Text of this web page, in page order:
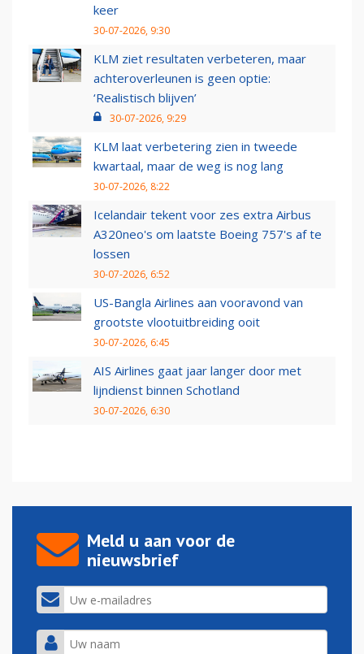
keer
30-07-2026, 9:30
KLM ziet resultaten verbeteren, maar
achteroverleunen is geen optie:
‘Realistisch blijven’
30-07-2026, 9:29
KLM laat verbetering zien in tweede
kwartaal, maar de weg is nog lang
30-07-2026, 8:22
Icelandair tekent voor zes extra Airbus
A320neo's om laatste Boeing 757's af te
lossen
30-07-2026, 6:52
US-Bangla Airlines aan vooravond van
grootste vlootuitbreiding ooit
30-07-2026, 6:45
AIS Airlines gaat jaar langer door met
lijndienst binnen Schotland
30-07-2026, 6:30
Meld u aan voor de
nieuwsbrief